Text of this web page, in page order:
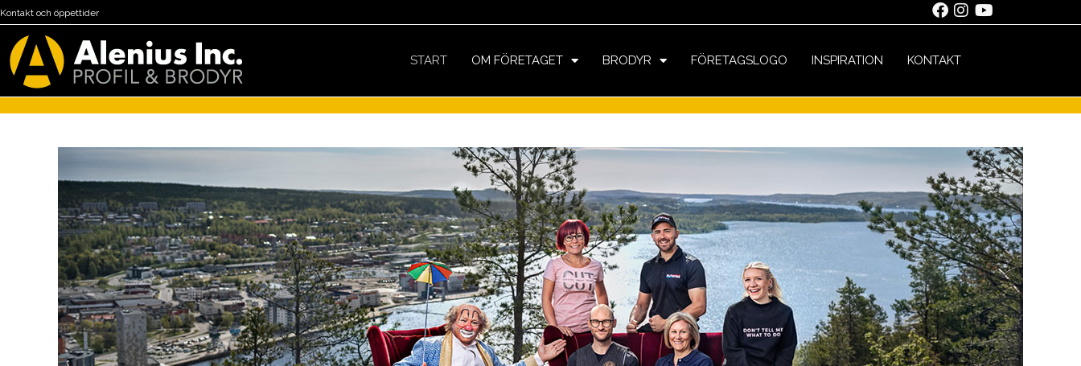
Kontakt och öppettider
START OM FÖRETAGET BRODYR FÖRETAGSLOGO INSPIRATION KONTAKT